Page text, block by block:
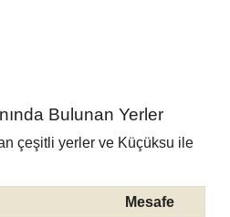
Bulunan Yerler
çeşitli yerler ve Küçüksu ile
Mesafe